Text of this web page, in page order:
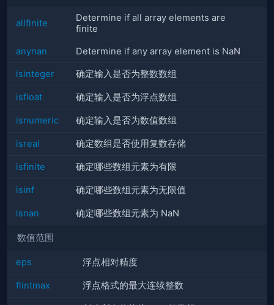
allfinite
Determine if all array elements are
finite
anynan Determine if any array element is NaN
isinteger 确定输入是否为整数数组
isfloat 确定输入是否为浮点数组
isnumeric 确定输入是否为数值数组
isreal 确定数组是否使用复数存储
isfinite 确定哪些数组元素为有限
isinf 确定哪些数组元素为无限值
isnan 确定哪些数组元素为 NaN
数值范围
eps 浮点相对精度
flintmax 浮点格式的最大连续整数